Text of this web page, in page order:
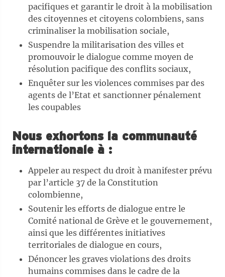
pacifiques et garantir le droit à la mobilisation
des citoyennes et citoyens colombiens, sans
criminaliser la mobilisation sociale,
Suspendre la militarisation des villes et
promouvoir le dialogue comme moyen de
résolution pacifique des conflits sociaux,
Enquêter sur les violences commises par des
agents de l’Etat et sanctionner pénalement
les coupables
Nous exhortons la communauté
internationale à :
Appeler au respect du droit à manifester prévu
par l’article 37 de la Constitution
colombienne,
Soutenir les efforts de dialogue entre le
Comité national de Grève et le gouvernement,
ainsi que les différentes initiatives
territoriales de dialogue en cours,
Dénoncer les graves violations des droits
humains commises dans le cadre de la